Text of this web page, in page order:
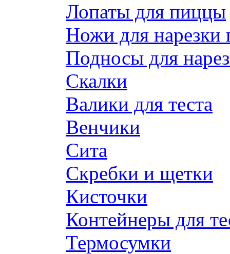
Лопаты для пиццы
Ножи для нарезки
Подносы для
Скалки
Валики для теста
Венчики
Сита
Скребки и щетки
Кисточки
Контейнеры для
Термосумки